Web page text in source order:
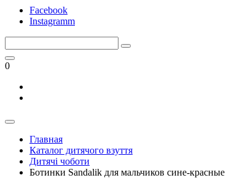
Facebook
Instagramm
0
Главная
Каталог дитячого взуття
Дитячі чоботи
Ботинки Sandalik для мальчиков сине-красные